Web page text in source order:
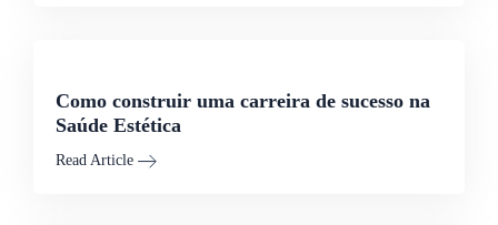
Como construir uma carreira de sucesso na
Saúde Estética
Read Article